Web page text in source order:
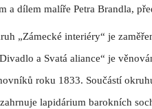
a dílem malíře Petra Brandla,
„Zámecké interiéry“ je
a Svatá aliance“ je
roku 1833. Součástí
lapidárium barokních